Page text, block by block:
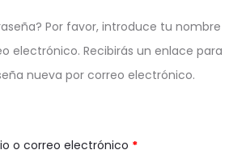
Por favor, introduce tu nombre
electrónico. Recibirás un enlace para
nueva por correo electrónico.
o correo electrónico *